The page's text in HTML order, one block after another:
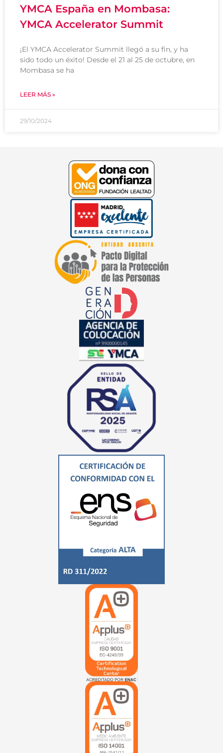
YMCA España en Mombasa:
YMCA Accelerator Summit
¡El YMCA Accelerator Summit llegó a su fin, y ha
sido todo un éxito! Desde el 21 al 25 de octubre, en
Mombasa se ha
LEER MÁS »
29/10/2024